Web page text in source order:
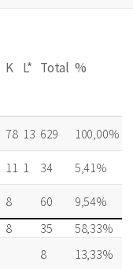
K L* Total %
78 13 629
100,00%
11 1 34
5,41%
8 60
9,54%
8 35
58,33%
8
13,33%